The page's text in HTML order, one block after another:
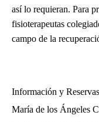
así lo requieran. Para
fisioterapeutas
campo de la
Información y
María de los Ángeles